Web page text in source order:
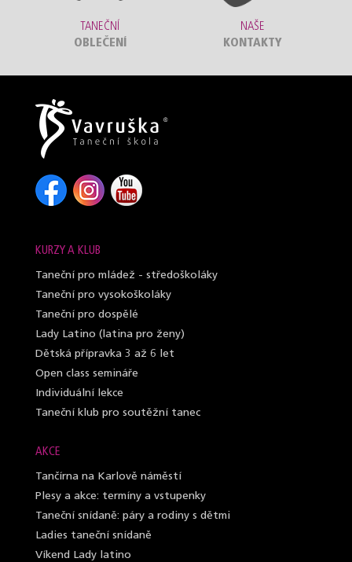
TANEČNÍ
OBLEČENÍ
NAŠE
KONTAKTY
KURZY A KLUB
Taneční pro mládež - středoškoláky
Taneční pro vysokoškoláky
Taneční pro dospělé
Lady Latino (latina pro ženy)
Dětská přípravka 3 až 6 let
Open class semináře
Individuální lekce
Taneční klub pro soutěžní tanec
AKCE
Tančírna na Karlově náměstí
Plesy a akce: termíny a vstupenky
Taneční snídaně: páry a rodiny s dětmi
Ladies taneční snídaně
Víkend Lady latino